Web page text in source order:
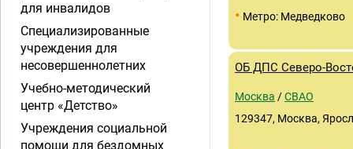
• Метро: Медведково
ОБ ДПС Северо-
Москва /СВАО
129347, Москва,
для инвалидов
Специализированные
учреждения для
несовершеннолетних
Учебно-методический
центр «Детство»
Учреждения социальной
помощи для бездомных